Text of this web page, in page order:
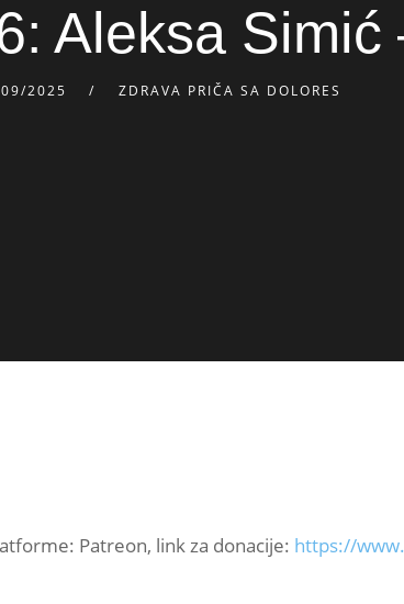
Aleksa Simić
2025 ZDRAVA PRIČA SA DOLORES
Patreon, link za donacije: https://